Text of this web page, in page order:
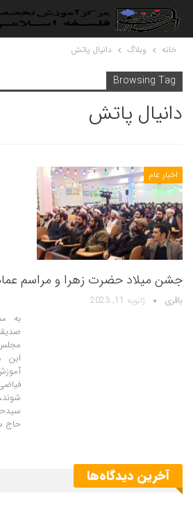
خانه وبلاگ دانیال پاتش
Browsing Tag
دانیال پاتش
اخبار عام
جشن میلاد حضرت زهرا و مراسم
باقری ژانویه 11, 2023
به
این
حاج
آخرین دیدگاه‌ها